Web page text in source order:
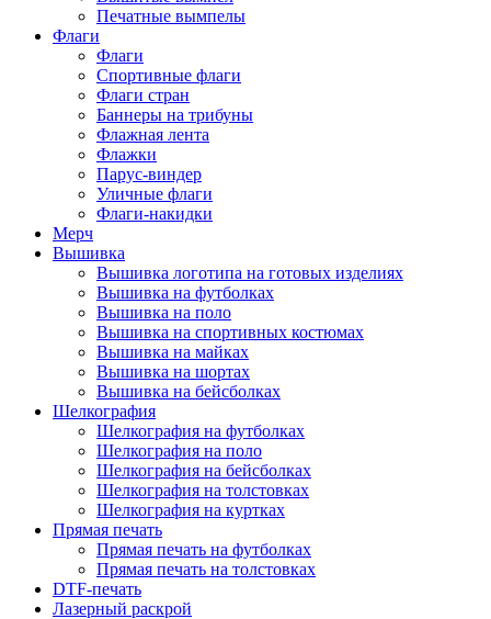
Печатные вымпелы
Флаги
Флаги
Спортивные флаги
Флаги стран
Баннеры на трибуны
Флажная лента
Флажки
Парус-виндер
Уличные флаги
Флаги-накидки
Мерч
Вышивка
Вышивка логотипа на готовых изделиях
Вышивка на футболках
Вышивка на поло
Вышивка на спортивных костюмах
Вышивка на майках
Вышивка на шортах
Вышивка на бейсболках
Шелкография
Шелкография на футболках
Шелкография на поло
Шелкография на бейсболках
Шелкография на толстовках
Шелкография на куртках
Прямая печать
Прямая печать на футболках
Прямая печать на толстовках
DTF-печать
Лазерный раскрой